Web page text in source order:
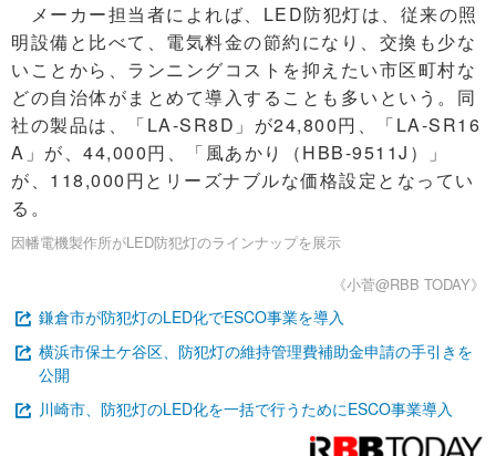
メーカー担当者によれば、LED防犯灯は、従来の照
明設備と比べて、電気料金の節約になり、交換も少な
いことから、ランニングコストを抑えたい市区町村な
どの自治体がまとめて導入することも多いという。同
社の製品は、「LA-SR8D」が24,800円、「LA-SR16
A」が、44,000円、「風あかり（HBB-9511J）」
が、118,000円とリーズナブルな価格設定となってい
る。
因幡電機製作所がLED防犯灯のラインナップを展示
《小菅@RBB TODAY》
鎌倉市が防犯灯のLED化でESCO事業を導入
横浜市保土ケ谷区、防犯灯の維持管理費補助金申請の手引きを
公開
川崎市、防犯灯のLED化を一括で行うためにESCO事業導入